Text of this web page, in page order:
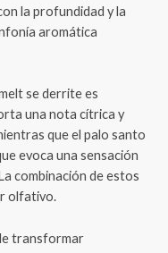
la profundidad y la
aromática
se derrite es
una nota cítrica y
que el palo santo
evoca una sensación
combinación de estos
olfativo.
transformar